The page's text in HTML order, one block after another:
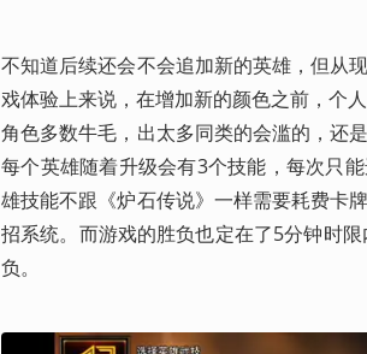
不知道后续还会不会追加新的英雄，但从
戏体验上来说，在增加新的颜色之前，个
角色多数牛毛，出太多同类的会滥的，还
每个英雄随着升级会有3个技能，每次只
雄技能不跟《炉石传说》一样需要耗费卡
招系统。而游戏的胜负也定在了5分钟时
负。